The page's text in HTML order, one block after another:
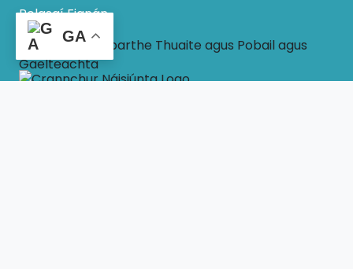
Polasaí Fianán
GA